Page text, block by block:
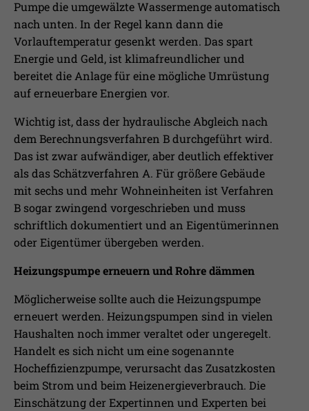
Pumpe die umgewälzte Wassermenge automatisch
nach unten. In der Regel kann dann die
Vorlauftemperatur gesenkt werden. Das spart
Energie und Geld, ist klimafreundlicher und
bereitet die Anlage für eine mögliche Umrüstung
auf erneuerbare Energien vor.
Wichtig ist, dass der hydraulische Abgleich nach
dem Berechnungsverfahren B durchgeführt wird.
Das ist zwar aufwändiger, aber deutlich effektiver
als das Schätzverfahren A. Für größere Gebäude
mit sechs und mehr Wohneinheiten ist Verfahren
B sogar zwingend vorgeschrieben und muss
schriftlich dokumentiert und an Eigentümerinnen
oder Eigentümer übergeben werden.
Heizungspumpe erneuern und Rohre dämmen
Möglicherweise sollte auch die Heizungspumpe
erneuert werden. Heizungspumpen sind in vielen
Haushalten noch immer veraltet oder ungeregelt.
Handelt es sich nicht um eine sogenannte
Hocheffizienzpumpe, verursacht das Zusatzkosten
beim Strom und beim Heizenergieverbrauch. Die
Einschätzung der Expertinnen und Experten bei